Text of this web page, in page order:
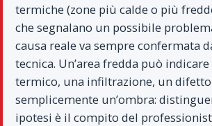
termiche (zone più calde o più
che segnalano un possibile
causa reale va sempre confermata
tecnica. Un’area fredda può
termico, una infiltrazione, un
semplicemente un’ombra:
ipotesi è il compito del